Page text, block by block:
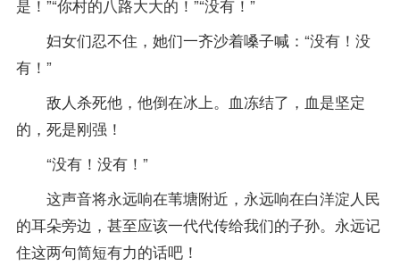
是！”“你村的八路大大的！”“没有！”
妇女们忍不住，她们一齐沙着嗓子喊：“没有！没
有！”
敌人杀死他，他倒在冰上。血冻结了，血是坚定
的，死是刚强！
“没有！没有！”
这声音将永远响在苇塘附近，永远响在白洋淀人民
的耳朵旁边，甚至应该一代代传给我们的子孙。永远记
住这两句简短有力的话吧！